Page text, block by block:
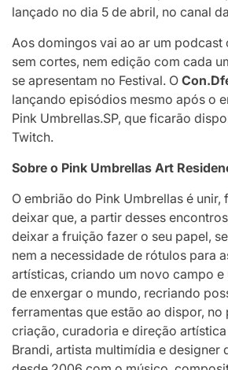
lançado no dia 5 de abril, no canal
Aos domingos vai ao ar um podcast
sem cortes, nem edição com cada
se apresentam no Festival. O
lançando episódios mesmo após o
Pink Umbrellas.SP, que ficarão
Twitch.
Sobre o Pink Umbrellas Art
O embrião do Pink Umbrellas é unir,
deixar que, a partir desses
deixar a fruição fazer o seu papel,
nem a necessidade de rótulos para
artísticas, criando um novo campo
de enxergar o mundo, recriando
ferramentas que estão ao dispor, no
criação, curadoria e direção
Brandi, artista multimídia e designer